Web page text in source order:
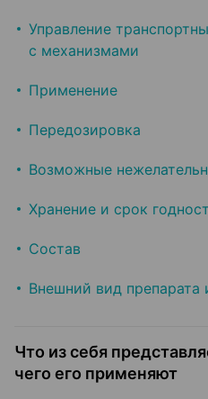
Управление
с механизмами
Применение
Передозировка
Возможные
Хранение и срок
Состав
Внешний вид
Что из себя
чего его применяют